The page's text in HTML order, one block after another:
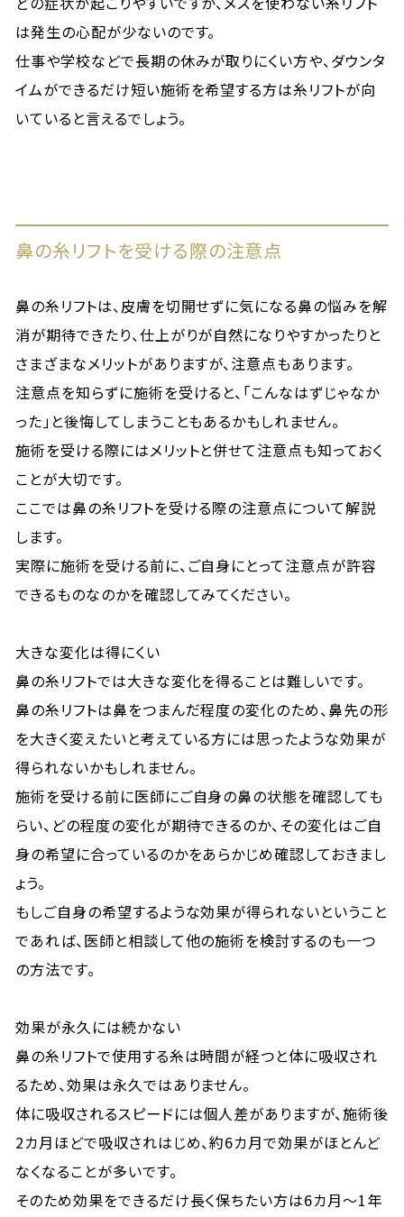
は発生の心配が少ないのです。
仕事や学校などで長期の休みが取りにくい方や、ダウンタ
イムができるだけ短い施術を希望する方は糸リフトが向
いていると言えるでしょう。
鼻の糸リフトを受ける際の注意点
鼻の糸リフトは、皮膚を切開せずに気になる鼻の悩みを解
消が期待できたり、仕上がりが自然になりやすかったりと
さまざまなメリットがありますが、注意点もあります。
注意点を知らずに施術を受けると、「こんなはずじゃなか
った」と後悔してしまうこともあるかもしれません。
施術を受ける際にはメリットと併せて注意点も知っておく
ことが大切です。
ここでは鼻の糸リフトを受ける際の注意点について解説
します。
実際に施術を受ける前に、ご自身にとって注意点が許容
できるものなのかを確認してみてください。
大きな変化は得にくい
鼻の糸リフトでは大きな変化を得ることは難しいです。
鼻の糸リフトは鼻をつまんだ程度の変化のため、鼻先の形
を大きく変えたいと考えている方には思ったような効果が
得られないかもしれません。
施術を受ける前に医師にご自身の鼻の状態を確認しても
らい、どの程度の変化が期待できるのか、その変化はご自
身の希望に合っているのかをあらかじめ確認しておきまし
ょう。
もしご自身の希望するような効果が得られないということ
であれば、医師と相談して他の施術を検討するのも一つ
の方法です。
効果が永久には続かない
鼻の糸リフトで使用する糸は時間が経つと体に吸収され
るため、効果は永久ではありません。
体に吸収されるスピードには個人差がありますが、施術後
2カ月ほどで吸収されはじめ、約6カ月で効果がほとんど
なくなることが多いです。
そのため効果をできるだけ長く保ちたい方は6カ月～1年